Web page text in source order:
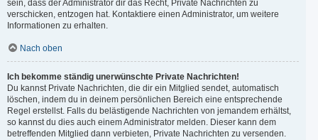
sein, dass der Administrator dir das Recht, Private Nachrichten zu
verschicken, entzogen hat. Kontaktiere einen Administrator, um weitere
Informationen zu erhalten.
Nach oben
Ich bekomme ständig unerwünschte Private Nachrichten!
Du kannst Private Nachrichten, die dir ein Mitglied sendet, automatisch
löschen, indem du in deinem persönlichen Bereich eine entsprechende
Regel erstellst. Falls du belästigende Nachrichten von jemandem erhältst,
so kannst du dies auch einem Administrator melden. Dieser kann dem
betreffenden Mitglied dann verbieten, Private Nachrichten zu versenden.